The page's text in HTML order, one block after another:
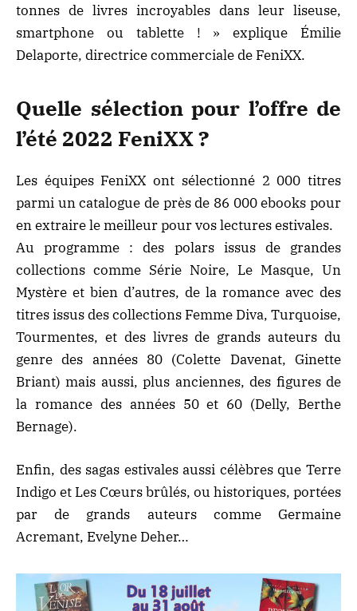
tonnes de livres incroyables dans leur liseuse,
smartphone ou tablette ! » explique Émilie
Delaporte, directrice commerciale de FeniXX.
Quelle sélection pour l’offre de
l’été 2022 FeniXX ?
Les équipes FeniXX ont sélectionné 2 000 titres
parmi un catalogue de près de 86 000 ebooks pour
en extraire le meilleur pour vos lectures estivales.
Au programme : des polars issus de grandes
collections comme Série Noire, Le Masque, Un
Mystère et bien d’autres, de la romance avec des
titres issus des collections Femme Diva, Turquoise,
Tourmentes, et des livres de grands auteurs du
genre des années 80 (Colette Davenat, Ginette
Briant) mais aussi, plus anciennes, des figures de
la romance des années 50 et 60 (Delly, Berthe
Bernage).
Enfin, des sagas estivales aussi célèbres que Terre
Indigo et Les Cœurs brûlés, ou historiques, portées
par de grands auteurs comme Germaine
Acremant, Evelyne Deher…